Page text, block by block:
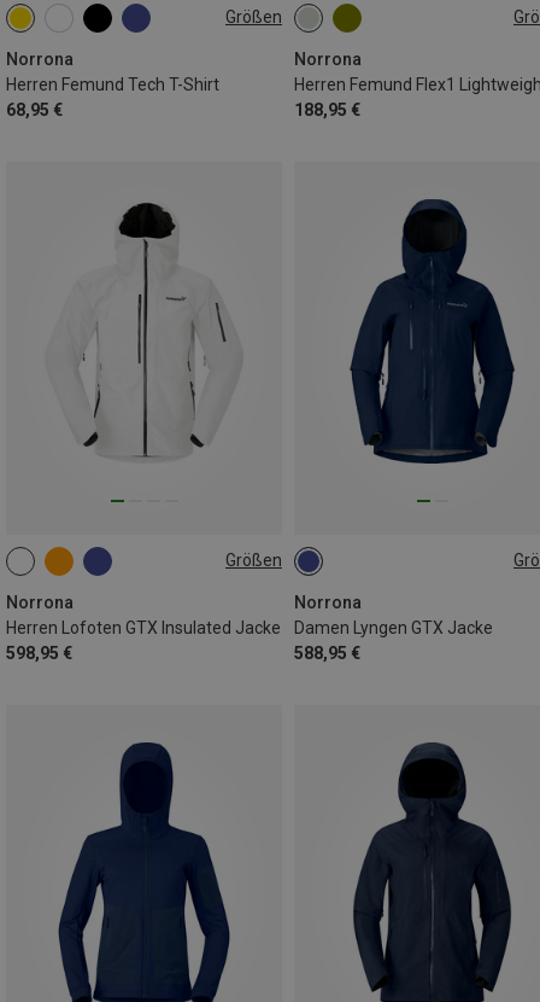
Größen
Norrona
Herren Femund Tech T-Shirt
68,95 €
S M L XL
Norrona
188,95 €
S M
Größen
Norrona
Herren Lofoten GTX Insulated Jacke
598,95 €
S L XL
Norrona
Damen Lyngen GTX Jacke
588,95 €
XS